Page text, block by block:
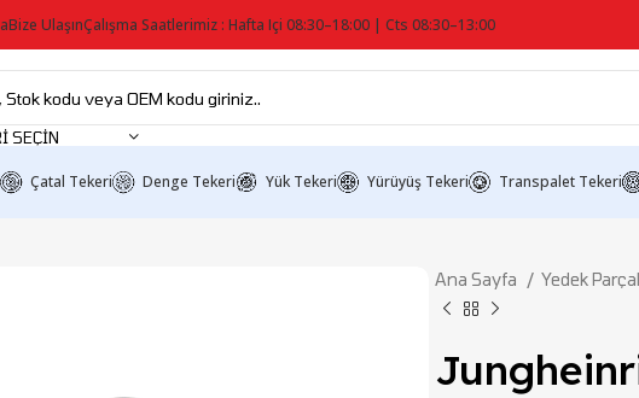
Bize UlaşınÇalışma Saatlerimiz : Hafta Içi 08:30–18:00 | Cts 08:30–13:00
SEÇIN
Çatal Tekeri Denge Tekeri Yük Tekeri Yürüyüş Tekeri Transpalet Tekeri
Ana Sayfa Yedek